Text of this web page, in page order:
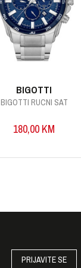
BIGOTTI
BIGOTTI RUCNI SAT
180,00 KM
PRIJAVITE SE